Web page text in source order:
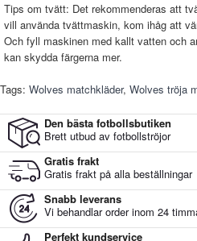
Tips om tvätt: Det rekommenderas att
vill använda tvättmaskin, kom ihåg att
Och fyll maskinen med kallt vatten och
kan skydda färgerna mer.
Tags: Wolves matchkläder, Wolves tröja
Den bästa fotbollsbutiken
Brett utbud av fotbollströjor
Gratis frakt
Gratis frakt på alla beställningar
Snabb leverans
Vi behandlar order inom 24
Perfekt kundservice